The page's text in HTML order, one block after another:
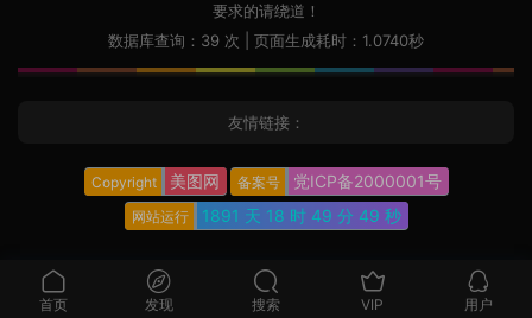
要求的请绕道！
数据库查询：39 次 | 页面生成耗时：1.0740秒
友情链接：
Copyright 美图网 备案号 党ICP备2000001号
网站运行 1891 天 18 时 49 分 50 秒
首页 发现 搜索 VIP 用户